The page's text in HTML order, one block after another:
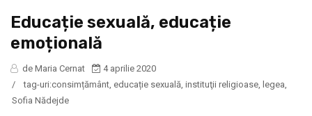
Educație sexuală, educație
emoțională
de Maria Cernat
4 aprilie 2020
/
tag-uri:consimțământ, educație sexuală, instituţii religioase, legea,
Sofia Nădejde